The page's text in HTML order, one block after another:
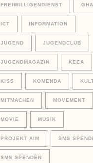
FREIWILLIGENDIENST
ICT INFORMATION
JUGEND JUGENDCLUB
JUGENDMAGAZIN KEEA
KISS KOMENDA
MITMACHEN MOVEMENT
MOVIE MUSIK
PROJEKT AIM SMS
SMS SPENDEN